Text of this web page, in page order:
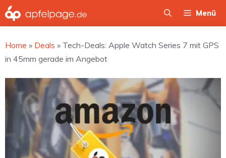
Zum
Inhalt
Menü
Home » Deals » Tech-Deals: Apple Watch Series 7 mit GPS
in 45mm gerade im Angebot